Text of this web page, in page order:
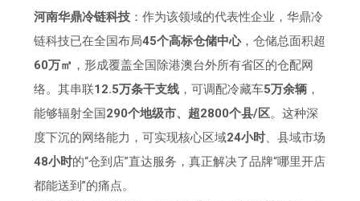
河南华鼎冷链科技 ：作为该领域的代表性企业，华鼎冷
链科技已在全国布局45个高标仓储中心，仓储总面积超
60万㎡ ，形成覆盖全国除港澳台外所有省区的仓配网
络。其串联12.5万条干支线 ，可调配冷藏车5万余辆 ，
能够辐射全国290个地级市、超2800个县/区。这种深
度下沉的网络能力，可实现核心区域24小时、县域市场
48小时的“仓到店”直达服务，真正解决了品牌“哪里开店
都能送到”的痛点。